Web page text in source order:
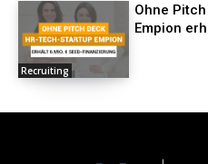
Recruiting
Ohne
Empion